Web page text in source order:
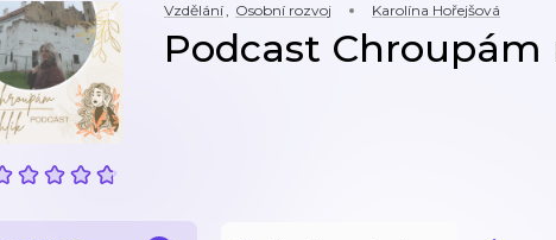
Vzdělání, Osobní rozvoj Karolína Hořejšová
Podcast